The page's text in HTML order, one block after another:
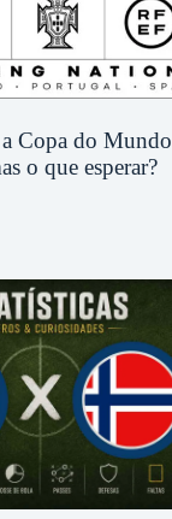
Copa do Mundo
o que esperar?